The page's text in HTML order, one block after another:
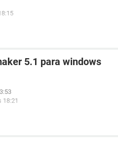
5.1 para windows
18:21